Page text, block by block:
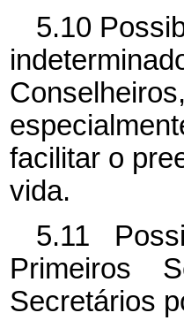
5.10
facilitar o
vida.
5.11
Primeiros
Secretários